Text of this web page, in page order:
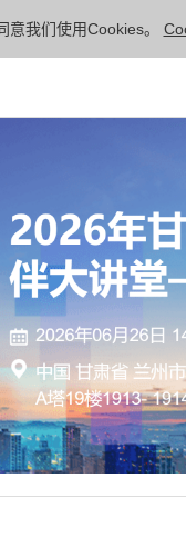
意我们使用Cookies。